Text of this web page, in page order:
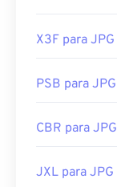
X3F para JPG
PSB para JPG
CBR para JPG
JXL para JPG